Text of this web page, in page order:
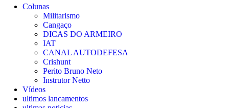
Colunas
Militarismo
Cangaço
DICAS DO ARMEIRO
IAT
CANAL AUTODEFESA
Crishunt
Perito Bruno Neto
Instrutor Netto
Vídeos
ultimos lancamentos